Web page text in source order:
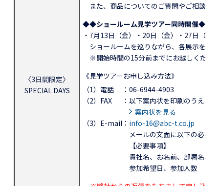
〈3日間限定〉
SPECIAL DAYS
また、商品についてのご質問やご相談に
◆◆ショールーム見学ツアー同時開催◆◆
・7月13日（金）・20日（金）・27日（
ショールームを巡りながら、各展示を担
※開始時間の15分前までにお越しくださ
《見学ツアーお申し込み方法》
（1）電話
：06-6944-4903
（2）FAX
：以下案内状を印刷のうえ、
案内状を見る
（3）E-mail： info-16@abc-t.co.jp
メールの文面に以下の必要
【必要事項】
貴社名、お名前、部署名、
参加希望日、参加人数